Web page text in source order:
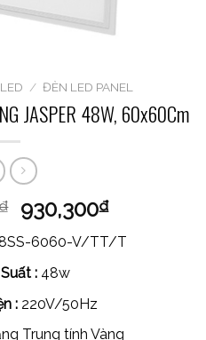
/ ĐÈN LED PANEL
JASPER 48W, 60x60Cm
930,300₫
6060-V/TT/T
: 48w
: 220V/50Hz
Trung tính Vàng